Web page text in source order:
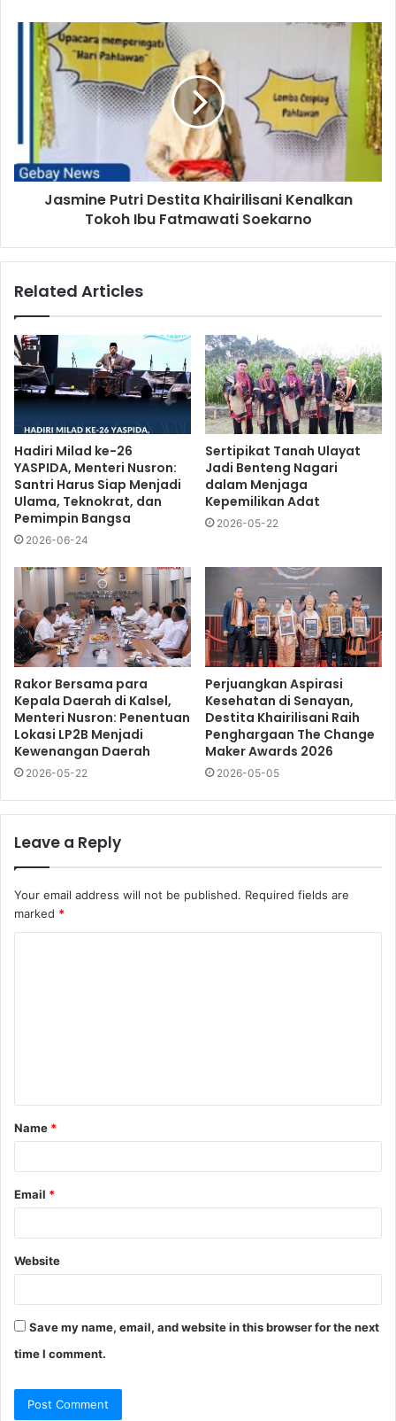
Jasmine Putri Destita Khairilisani Kenalkan
Tokoh Ibu Fatmawati Soekarno
Related Articles
Hadiri Milad ke-26
YASPIDA, Menteri Nusron:
Santri Harus Siap Menjadi
Ulama, Teknokrat, dan
Pemimpin Bangsa
2026-06-24
Sertipikat Tanah Ulayat
Jadi Benteng Nagari
dalam Menjaga
Kepemilikan Adat
2026-05-22
Rakor Bersama para
Kepala Daerah di Kalsel,
Menteri Nusron: Penentuan
Lokasi LP2B Menjadi
Kewenangan Daerah
2026-05-22
Perjuangkan Aspirasi
Kesehatan di Senayan,
Destita Khairilisani Raih
Penghargaan The Change
Maker Awards 2026
2026-05-05
Leave a Reply
Your email address will not be published. Required fields are
marked *
Name *
Email *
Website
Save my name, email, and website in this browser for the next
time I comment.